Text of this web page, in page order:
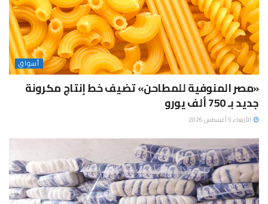
أسواق
«مصر المنوفية للمطاحن» تضيف خط إنتاج مكرونة
جديد بـ 750 ألف يورو
الأربعاء 5 أغسطس 2026